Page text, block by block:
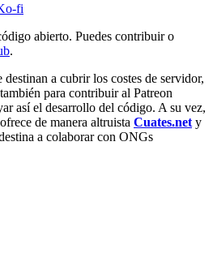
fi
abierto. Puedes contribuir o
.
destinan a cubrir los costes de servidor,
para contribuir al Patreon
así el desarrollo del código. A su vez,
de manera altruista Cuates.net y
a colaborar con ONGs